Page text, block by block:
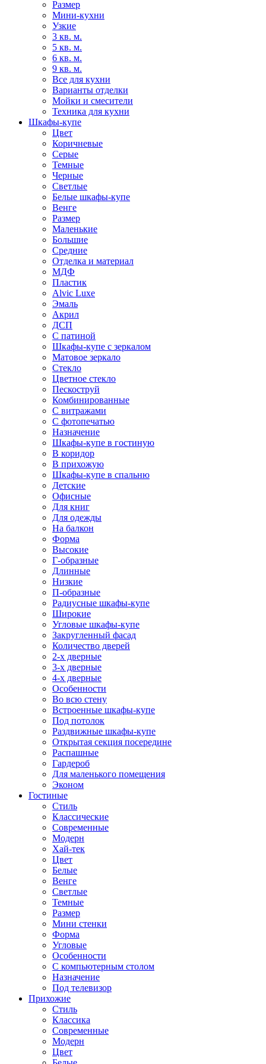
Размер
Мини-кухни
Узкие
3 кв. м.
5 кв. м.
6 кв. м.
9 кв. м.
Все для кухни
Варианты отделки
Мойки и смесители
Техника для кухни
Шкафы-купе
Цвет
Коричневые
Серые
Темные
Черные
Светлые
Белые шкафы-купе
Венге
Размер
Маленькие
Большие
Средние
Отделка и материал
МДФ
Пластик
Alvic Luxe
Эмаль
Акрил
ДСП
С патиной
Шкафы-купе с зеркалом
Матовое зеркало
Стекло
Цветное стекло
Пескоструй
Комбинированные
С витражами
С фотопечатью
Назначение
Шкафы-купе в гостиную
В коридор
В прихожую
Шкафы-купе в спальню
Детские
Офисные
Для книг
Для одежды
На балкон
Форма
Высокие
Г-образные
Длинные
Низкие
П-образные
Радиусные шкафы-купе
Широкие
Угловые шкафы-купе
Закругленный фасад
Количество дверей
2-х дверные
3-х дверные
4-х дверные
Особенности
Во всю стену
Встроенные шкафы-купе
Под потолок
Раздвижные шкафы-купе
Открытая секция посередине
Распашные
Гардероб
Для маленького помещения
Эконом
Гостиные
Стиль
Классические
Современные
Модерн
Хай-тек
Цвет
Белые
Венге
Светлые
Темные
Размер
Мини стенки
Форма
Угловые
Особенности
С компьютерным столом
Назначение
Под телевизор
Прихожие
Стиль
Классика
Современные
Модерн
Цвет